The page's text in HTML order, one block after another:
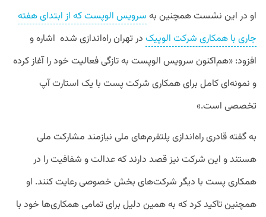
او در این نشستهمچنین به سرویس الوپستکه از ابتدایهفته
جاری با همکاری شرکت الوپیک در تهرانراهاندازی شده اشارهو
افزود: «هماکنون سرویس الوپست بهتازگیفعالیت خودرا آغازکرده
و نمونهایکامل برایهمکاری شرکتپست با یک استارتآپ
تخصصی است.»
بهگفتهقادریراهاندازیپلتفرمهای ملی نیازمند مشارکت ملی
هستندو این شرکت نیزقصد دارندکهعدالتو شفافیترا در
همکاریپست با دیگر شرکتهای بخش خصوصیرعایتکنند. او
همچنینتاکیدکردکه بههمین دلیل برای تمامیهمکاریها خود با